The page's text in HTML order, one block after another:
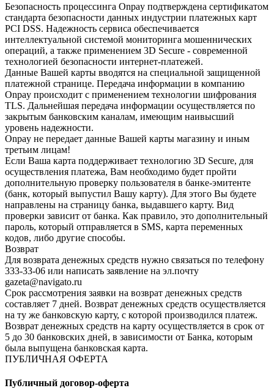
Безопасность процессинга Onpay подтверждена сертификатом
стандарта безопасности данных индустрии платежных карт
PCI DSS. Надежность сервиса обеспечивается
интеллектуальной системой мониторинга мошеннических
операций, а также применением 3D Secure - современной
технологией безопасности интернет-платежей.
Данные Вашей карты вводятся на специальной защищенной
платежной странице. Передача информации в компанию
Onpay происходит с применением технологии шифрования
TLS. Дальнейшая передача информации осуществляется по
закрытым банковским каналам, имеющим наивысший
уровень надежности.
Onpay не передает данные Вашей карты магазину и иным
третьим лицам!
Если Ваша карта поддерживает технологию 3D Secure, для
осуществления платежа, Вам необходимо будет пройти
дополнительную проверку пользователя в банке-эмитенте
(банк, который выпустил Вашу карту). Для этого Вы будете
направлены на страницу банка, выдавшего карту. Вид
проверки зависит от банка. Как правило, это дополнительный
пароль, который отправляется в SMS, карта переменных
кодов, либо другие способы.
Возврат
Для возврата денежных средств нужно связаться по телефону
333-33-06 или написать заявление на эл.почту
gazeta@navigato.ru
Срок рассмотрения заявки на возврат денежных средств
составляет 7 дней. Возврат денежных средств осуществляется
на ту же банковскую карту, с которой производился платеж.
Возврат денежных средств на карту осуществляется в срок от
5 до 30 банковских дней, в зависимости от Банка, которым
была выпущена банковская карта.
ПУБЛИЧНАЯ ОФЕРТА
Публичный договор-оферта